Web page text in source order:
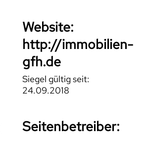
Website:
http://immobilien-
gfh.de
Siegel gültig seit:
24.09.2018
Seitenbetreiber: